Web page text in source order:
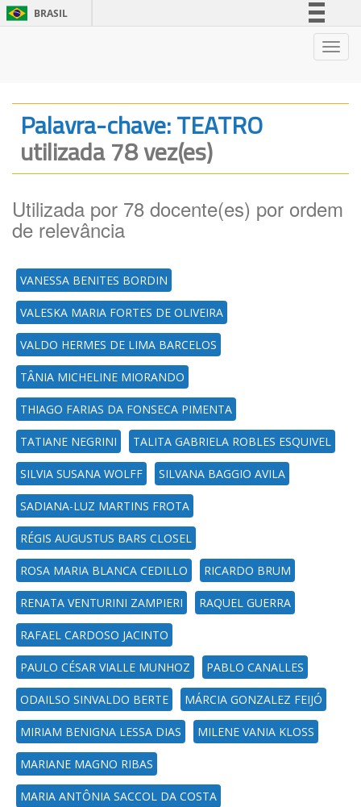
BRASIL
Legislação
Palavra-chave: TEATRO
utilizada 78 vez(es)
Utilizada por 78 docente(es) por ordem
de relevância
VANESSA BENITES BORDIN
VALESKA MARIA FORTES DE OLIVEIRA
VALDO HERMES DE LIMA BARCELOS
TÂNIA MICHELINE MIORANDO
THIAGO FARIAS DA FONSECA PIMENTA
TATIANE NEGRINI TALITA GABRIELA ROBLES ESQUIVEL
SILVIA SUSANA WOLFF SILVANA BAGGIO AVILA
SADIANA-LUZ MARTINS FROTA
RÉGIS AUGUSTUS BARS CLOSEL
ROSA MARIA BLANCA CEDILLO RICARDO BRUM
RENATA VENTURINI ZAMPIERI RAQUEL GUERRA
RAFAEL CARDOSO JACINTO
PAULO CÉSAR VIALLE MUNHOZ PABLO CANALLES
ODAILSO SINVALDO BERTE MÁRCIA GONZALEZ FEIJÓ
MIRIAM BENIGNA LESSA DIAS MILENE VANIA KLOSS
MARIANE MAGNO RIBAS
MARIA ANTÔNIA SACCOL DA COSTA